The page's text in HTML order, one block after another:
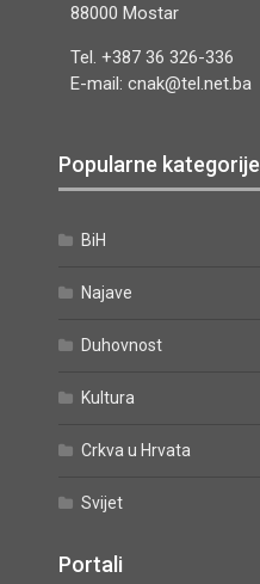
88000 Mostar
Tel. +387 36 326-336
E-mail: cnak@tel.net.ba
Popularne kategorije
BiH
Najave
Duhovnost
Kultura
Crkva u Hrvata
Svijet
Portali